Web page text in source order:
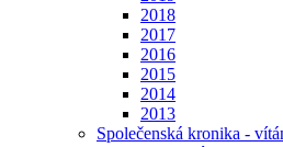
2018
2017
2016
2015
2014
2013
Společenská kronika -